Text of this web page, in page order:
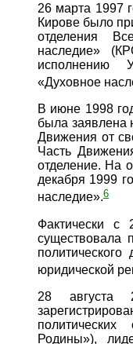
26 марта 1997
Кирове было
отделения
наследие»
исполнению
«Духовное
В июне 1998
была заявлена
Движения от
Часть
отделение. На
декабря 1999
наследие».6
Фактически с
существовала
юридической
28 августа
Родины»),